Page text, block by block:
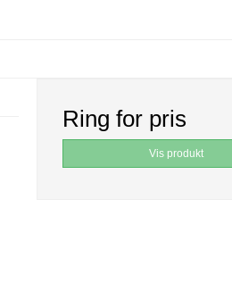
Ring for pris
Vis produkt